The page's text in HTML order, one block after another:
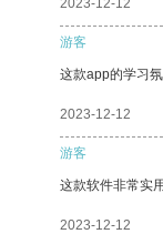
2023-12-12
游客
这款app的学习
2023-12-12
游客
这款软件非常实
2023-12-12